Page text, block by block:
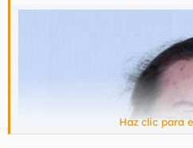
Haz clic para